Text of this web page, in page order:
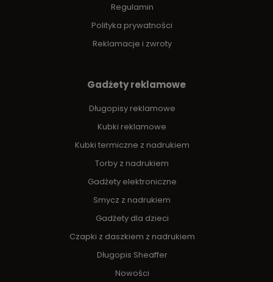
Regulamin
Polityka prywatności
Reklamacje i zwroty
Gadżety reklamowe
Długopisy reklamowe
Kubki reklamowe
Kubki termiczne z nadrukiem
Torby z nadrukiem
Gadżety elektroniczne
Smycz z nadrukiem
Gadżety dla dzieci
Czapki z daszkiem z nadrukiem
Długopis Sheaffer
Nowości